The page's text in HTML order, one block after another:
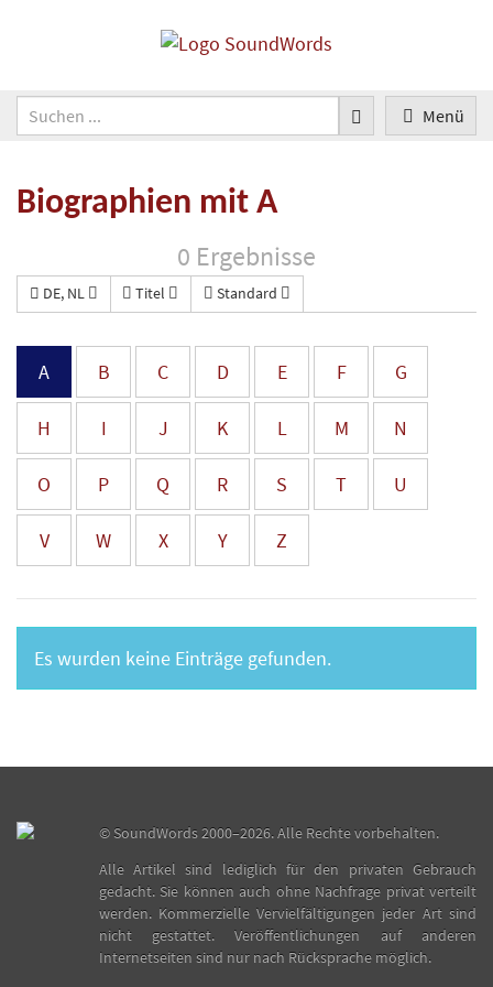
Menü
Biographien mit A
0 Ergebnisse
DE, NL Titel Standard
A B C D E F G
H I J K L M N
O P Q R S T U
V W X Y Z
Es wurden keine Einträge gefunden.
©SoundWords2000–2026. Alle Rechte vorbehalten.
Alle Artikel sind lediglich für den privaten Gebrauch
gedacht. Sie können auch ohne Nachfrage privat verteilt
werden. Kommerzielle Vervielfältigungen jeder Art sind
nicht gestattet. Veröffentlichungen auf anderen
Internetseiten sind nur nach Rücksprache möglich.